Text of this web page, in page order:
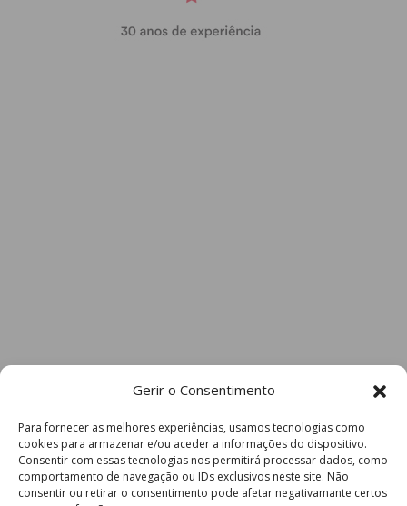
Gerir o Consentimento
Para fornecer as melhores experiências, usamos tecnologias como
cookies para armazenar e/ou aceder a informações do dispositivo.
Consentir com essas tecnologias nos permitirá processar dados, como
comportamento de navegação ou IDs exclusivos neste site. Não
consentir ou retirar o consentimento pode afetar negativamante certos